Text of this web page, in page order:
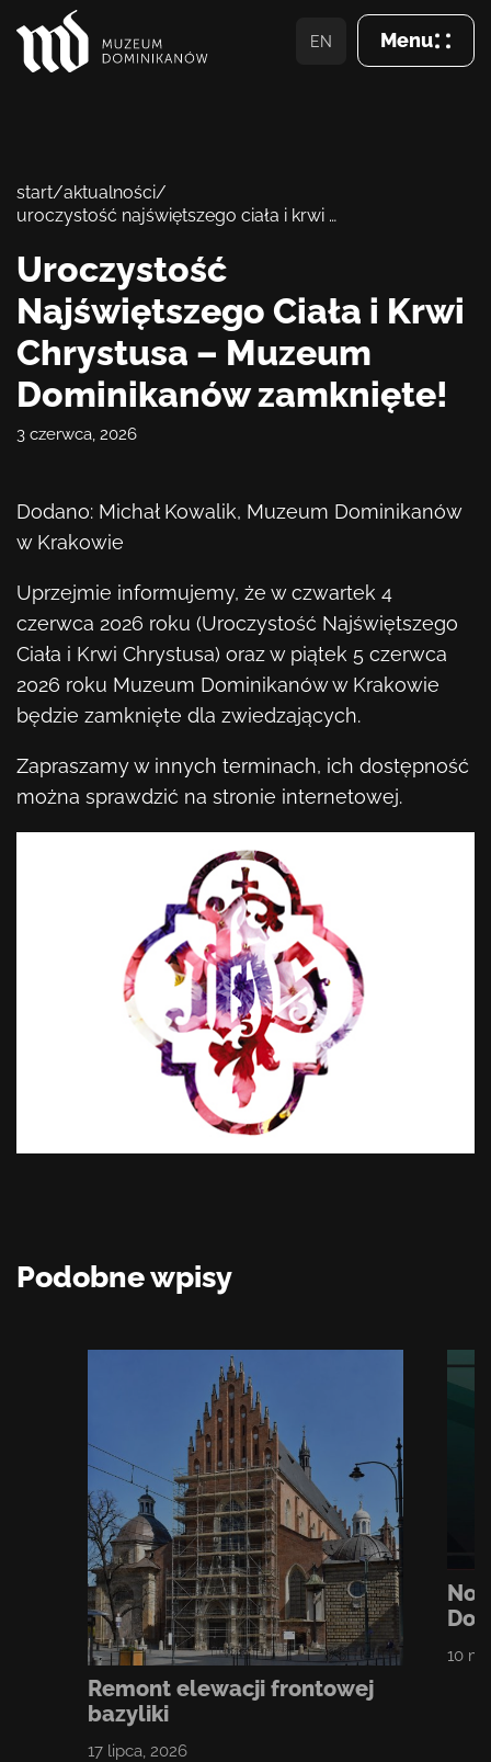
EN
Menu
Aktualności
Kontakt
KUP BILET
start/aktualności/
uroczystość najświętszego ciała i krwi chrystusa – muzeum dominikanów zamknięte!
Uroczystość
Najświętszego Ciała i Krwi
Chrystusa – Muzeum
Dominikanów zamknięte!
3 czerwca, 2026
Dodano: Michał Kowalik, Muzeum Dominikanów
w Krakowie
Uprzejmie informujemy, że w czwartek 4
czerwca 2026 roku (Uroczystość Najświętszego
Ciała i Krwi Chrystusa) oraz w piątek 5 czerwca
2026 roku Muzeum Dominikanów w Krakowie
będzie zamknięte dla zwiedzających.
Zapraszamy w innych terminach, ich dostępność
można sprawdzić na stronie internetowej.
Podobne wpisy
Remont elewacji frontowej
bazyliki
17 lipca, 2026
10